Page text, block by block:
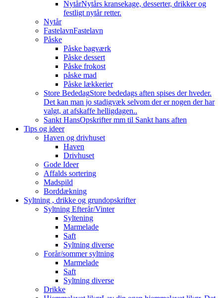
NytårNytårs kransekage, desserter, drikker og
festligt nytår retter.
Nytår
FastelavnFastelavn
Påske
Påske bagværk
Påske dessert
Påske frokost
påske mad
Påske lækkerier
Store BededagStore bededags aften spises der hveder.
Det kan man jo stadigvæk selvom der er nogen der har
valgt, at afskaffe helligdagen..
Sankt HansOpskrifter mm til Sankt hans aften
Tips og ideer
Haven og drivhuset
Haven
Drivhuset
Gode Ideer
Affalds sortering
Madspild
Borddækning
Syltning , drikke og grundopskrifter
Syltning Efterår/Vinter
Syltening
Marmelade
Saft
Syltning diverse
Forår/sommer syltning
Marmelade
Saft
Syltning diverse
Drikke